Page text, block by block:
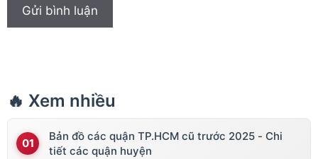
🔥 Xem nhiều
Bản đồ các quận TP.HCM cũ trước 2025 - Chi
tiết các quận huyện